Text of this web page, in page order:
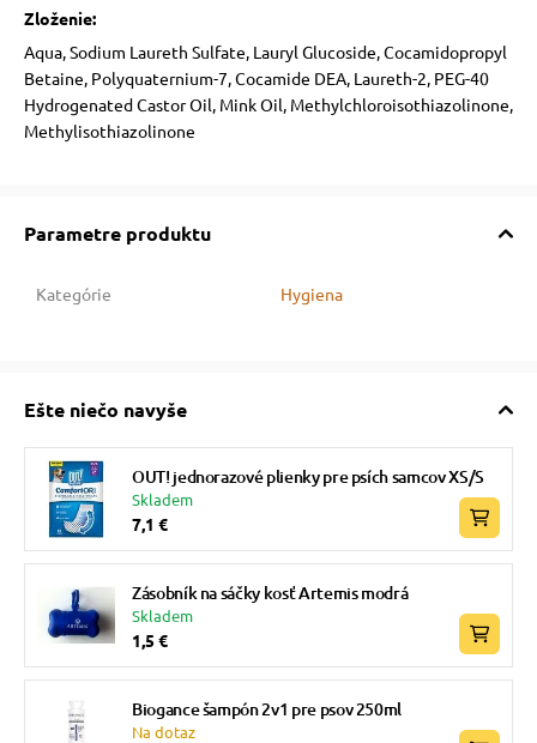
Zloženie:
Aqua, Sodium Laureth Sulfate, Lauryl Glucoside, Cocamidopropyl
Betaine, Polyquaternium-7, Cocamide DEA, Laureth-2, PEG-40
Hydrogenated Castor Oil, Mink Oil, Methylchloroisothiazolinone,
Methylisothiazolinone
Parametre produktu
Kategórie Hygiena
Ešte niečo navyše
OUT! jednorazové plienky pre psích samcov XS/S
Skladem
7,1 €
Zásobník na sáčky kosť Artemis modrá
Skladem
1,5 €
Biogance šampón 2v1 pre psov 250ml
Na dotaz